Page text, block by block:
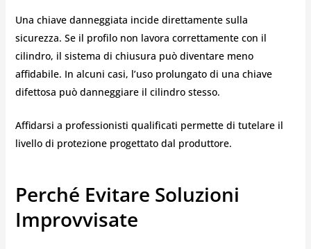
Una chiave danneggiata incide direttamente sulla
sicurezza. Se il profilo non lavora correttamente con il
cilindro, il sistema di chiusura può diventare meno
affidabile. In alcuni casi, l’uso prolungato di una chiave
difettosa può danneggiare il cilindro stesso.
Affidarsi a professionisti qualificati permette di tutelare il
livello di protezione progettato dal produttore.
Perché Evitare Soluzioni
Improvvisate